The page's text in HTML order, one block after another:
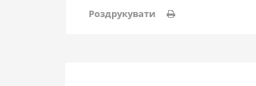
Роздрукувати